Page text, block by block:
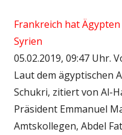
Frankreich hat
Syrien
05.02.2019, 09:47 Uhr.
Laut dem ägyptischen
Schukri, zitiert von Al-
Präsident Emmanuel
Amtskollegen, Abdel